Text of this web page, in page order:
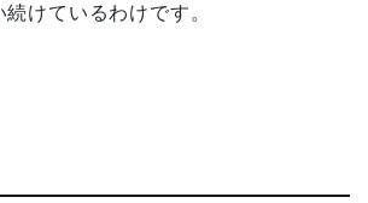
けているわけです。